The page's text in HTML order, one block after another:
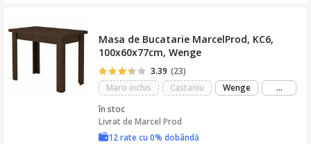
Masa de Bucatarie MarcelProd, KC6,
100x60x77cm, Wenge
3.39 (23)
Maro inchis
Castaniu Wenge ...mai
în stoc
Livrat deMarcel Prod
12 rate cu 0% dobândă